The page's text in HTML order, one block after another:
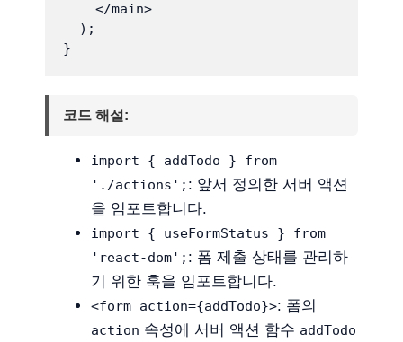
    </main>
  );
코드 해설:
import { addTodo } from
'./actions'; : 앞서 정의한 서버 액션
을 임포트합니다.
import { useFormStatus } from
'react-dom'; : 폼 제출 상태를 관리하
기 위한 훅을 임포트합니다.
<form action={addTodo}>: 폼의
action 속성에 서버 액션 함수 addTodo